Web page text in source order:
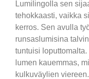
Lumilingolla sen
tehokkaasti, vaikka
kerros. Sen avulla
runsaslumisina
tuntuisi
lumen kauemmas,
kulkuväylien